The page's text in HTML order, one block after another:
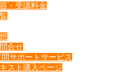
・受講料金
合せ
サポートサービス
スト購入ページ